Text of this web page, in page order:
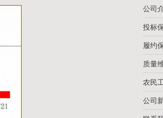
公司
投标
履约
质量
农民
公司